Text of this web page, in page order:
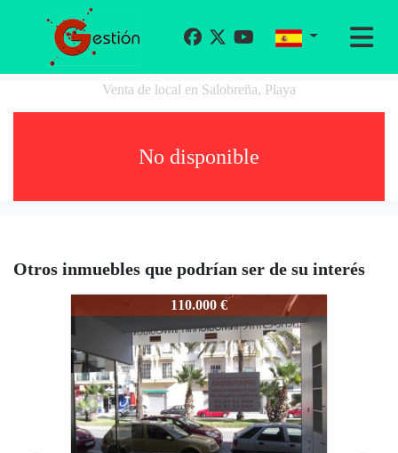
Venta de local en Salobreña, Playa
No disponible
Otros inmuebles que podrían ser de su interés
110.000 €